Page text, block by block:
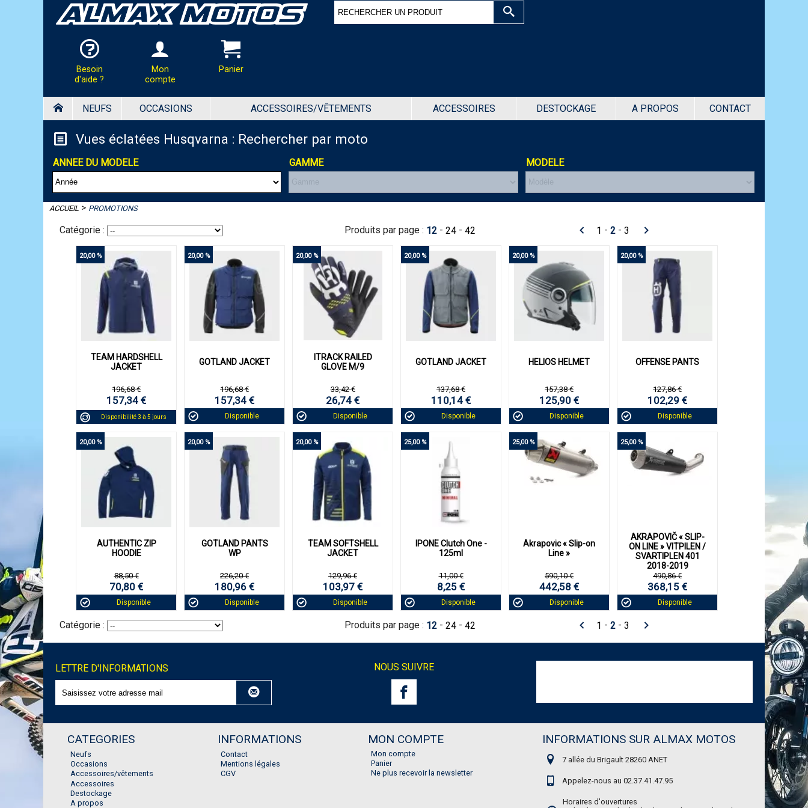
Besoin
d'aide ?
PAR TÉLÉPHONE :
02.37.41.47.95
PAR MAIL :
Contactez-nous pour toutes
demandes de renseignements
almaxmotos28@gmail.com
Mon
compte
Panier
Panier
NEUFS OCCASIONS ACCESSOIRES/VÊTEMENTS ACCESSOIRES DESTOCKAGE A PROPOS CONTACT
Vues éclatées Husqvarna : Rechercher par moto
ANNEE DU MODELE GAMME MODELE
ACCUEIL > PROMOTIONS
Catégorie : Produits par page : 12 - 24 - 42 1 - 2 - 3
20,00 %
TEAM HARDSHELL
JACKET
196,68 €
157,34 €
Disponibilité 3 à 5 jours
VOIR DETAILS
20,00 %
GOTLAND JACKET
196,68 €
157,34 €
Disponible
VOIR DETAILS
ACHAT EXPRESS
20,00 %
ITRACK RAILED
GLOVE M/9
33,42 €
26,74 €
Disponible
VOIR DETAILS
ACHAT EXPRESS
20,00 %
GOTLAND JACKET
137,68 €
110,14 €
Disponible
VOIR DETAILS
ACHAT EXPRESS
20,00 %
HELIOS HELMET
157,38 €
125,90 €
Disponible
VOIR DETAILS
ACHAT EXPRESS
20,00 %
OFFENSE PANTS
127,86 €
102,29 €
Disponible
ACHAT EXPRESS
20,00 %
AUTHENTIC ZIP
HOODIE
88,50 €
70,80 €
Disponible
VOIR DETAILS
20,00 %
GOTLAND PANTS
WP
226,20 €
180,96 €
Disponible
VOIR DETAILS
ACHAT EXPRESS
20,00 %
TEAM SOFTSHELL
JACKET
129,96 €
103,97 €
Disponible
VOIR DETAILS
ACHAT EXPRESS
25,00 %
IPONE Clutch One -
125ml
11,00 €
8,25 €
Disponible
ACHAT EXPRESS
25,00 %
Akrapovic « Slip-on
Line »
590,10 €
442,58 €
Disponible
ACHAT EXPRESS
25,00 %
AKRAPOVIČ « SLIP-
ON LINE » VITPILEN /
SVARTIPLEN 401
2018-2019
490,86 €
368,15 €
Disponible
VOIR DETAILS
ACHAT EXPRESS
Catégorie : Produits par page : 12 - 24 - 42 1 - 2 - 3
LETTRE D'INFORMATIONS NOUS SUIVRE
CATEGORIES
Neufs
Occasions
Accessoires/vêtements
Accessoires
Destockage
A propos
INFORMATIONS
Contact
Mentions légales
CGV
MON COMPTE
Mon compte
Panier
Ne plus recevoir la newsletter
INFORMATIONS SUR ALMAX MOTOS
7 allée du Brigault 28260 ANET
Appelez-nous au 02.37.41.47.95
Horaires d'ouvertures